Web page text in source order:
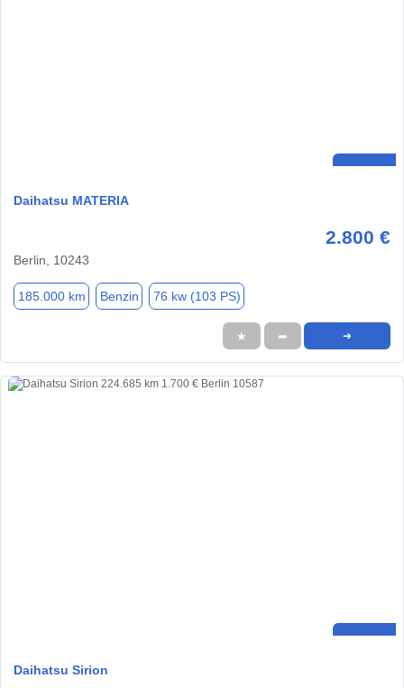
Daihatsu MATERIA
2.800 €
Berlin, 10243
185.000 km Benzin 76 kw (103 PS)
★ ➦ ➜
Daihatsu Sirion